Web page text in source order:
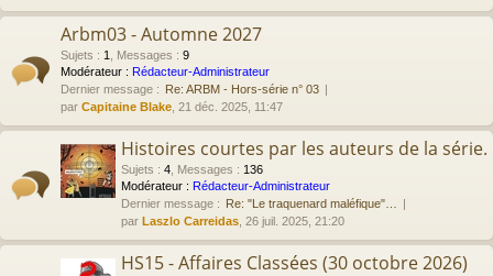
Arbm03 - Automne 2027
Sujets : 1 Messages : 9
Modérateur : Rédacteur-Administrateur
Dernier message : Re: ARBM - Hors-série n° 03
par Capitaine Blake , 21 déc. 2025, 11:47
Histoires courtes par les auteurs de la série.
Sujets : 4 Messages : 136
Modérateur : Rédacteur-Administrateur
Dernier message : Re: "Le traquenard maléfique"…
par Laszlo Carreidas , 26 juil. 2025, 21:20
HS15 - Affaires Classées (30 octobre 2026)